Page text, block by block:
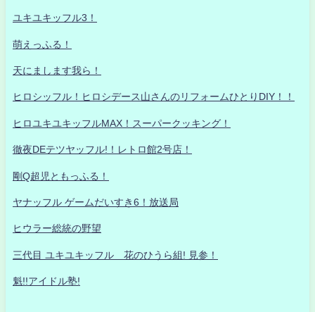
ユキユキッフル3！
萌えっふる！
天にまします我ら！
ヒロシッフル！ヒロシデース山さんのリフォームひとりDIY！！
ヒロユキユキッフルMAX！スーパークッキング！
徹夜DEテツヤッフル!！レトロ館2号店！
剛Q超児ともっふる！
ヤナッフル ゲームだいすき6！放送局
ヒウラー総統の野望
三代目 ユキユキッフル 花のひうら組! 見参！
魁!!アイドル塾!